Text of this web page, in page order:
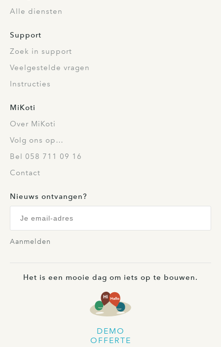
Alle diensten
Support
Zoek in support
Veelgestelde vragen
Instructies
MiKoti
Over MiKoti
Volg ons op…
Bel 058 711 09 16
Contact
Nieuws ontvangen?
Aanmelden
Het is een mooie dag om iets op te bouwen.
DEMO
OFFERTE